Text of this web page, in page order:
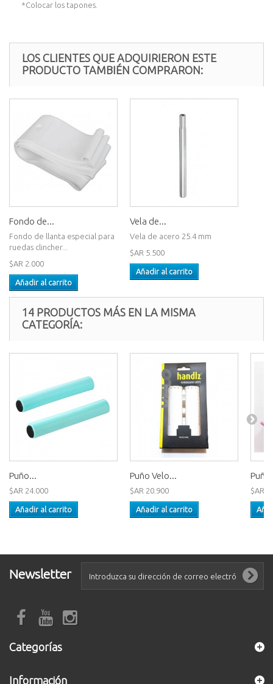
*Colocar los tapones.
LOS CLIENTES QUE ADQUIRIERON ESTE
PRODUCTO TAMBIÉN COMPRARON:
Fondo de...
Fondo de llanta especial para
ruedas clincher...
$AR 2.000
Añadir al carrito
Vela de...
Vela de acero 25.4 mm
$AR 5.500
Añadir al carrito
14 PRODUCTOS MÁS EN LA MISMA
CATEGORÍA:
Puño...
$AR 24.000
Añadir al carrito
Puño Velo...
$AR 20.900
Añadir al carrito
$AR
Newsletter
Categorías
Información